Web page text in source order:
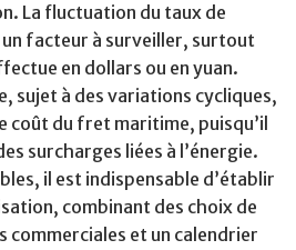
La fluctuation du taux de
facteur à surveiller, surtout
en dollars ou en yuan.
sujet à des variations cycliques,
coût du fret maritime, puisqu’il
surcharges liées à l’énergie.
il est indispensable d’établir
combinant des choix de
commerciales et un calendrier